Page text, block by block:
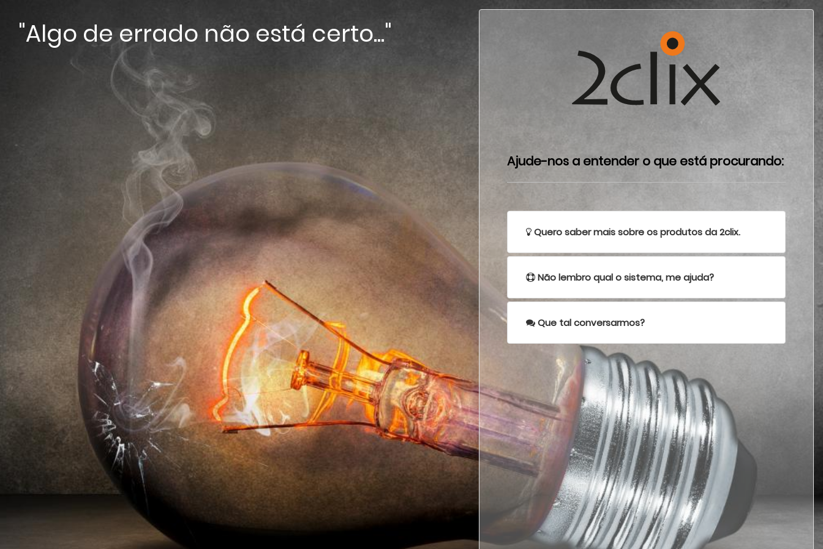
"Algo de errado não está certo..."
Ajude-nos a entender o que está procurando:
Quero saber mais sobre os produtos da 2clix.
Não lembro qual o sistema, me ajuda?
Que tal conversarmos?